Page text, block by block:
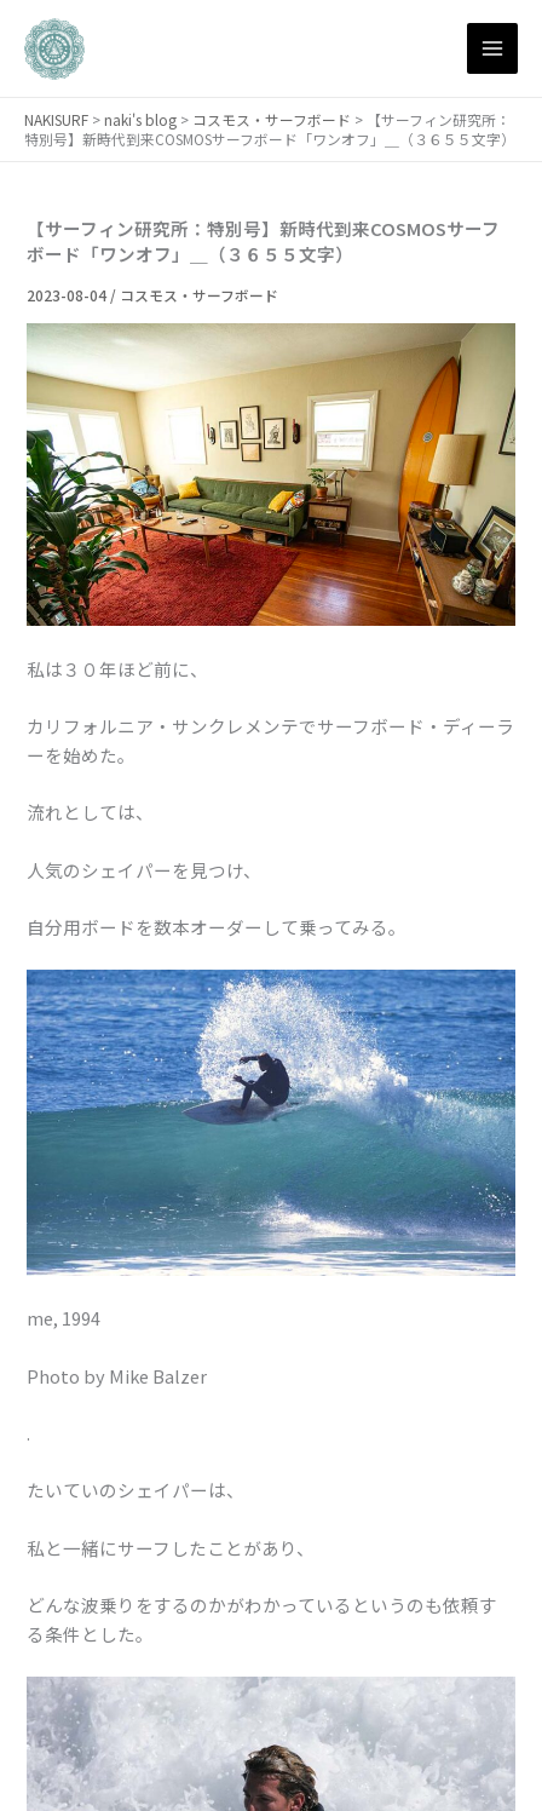
NAKISURF > naki's blog > コスモス・サーフボード >
【サーフィン研究所：
特別号】新時代到来COSMOSサーフボード「ワンオフ」＿（３６５５文字）
【サーフィン研究所：特別号】新時代到来COSMOSサーフ
ボード「ワンオフ」＿（３６５５文字）
2023-08-04/ コスモス・サーフボード
私は３０年ほど前に、
カリフォルニア・サンクレメンテでサーフボード・ディーラ
ーを始めた。
流れとしては、
人気のシェイパーを見つけ、
自分用ボードを数本オーダーして乗ってみる。
me, 1994
Photo by Mike Balzer
.
たいていのシェイパーは、
私と一緒にサーフしたことがあり、
どんな波乗りをするのかがわかっているというのも依頼す
る条件とした。
別
ア
ー
イ